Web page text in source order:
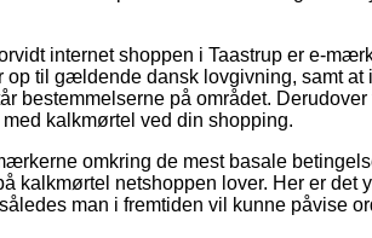
internet shoppen i Taastrup er e-
til gældende dansk lovgivning, samt at
bestemmelserne på området.
kalkmørtel ved din shopping.
omkring de mest basale
kalkmørtel netshoppen lover. Her er det
man i fremtiden vil kunne påvise